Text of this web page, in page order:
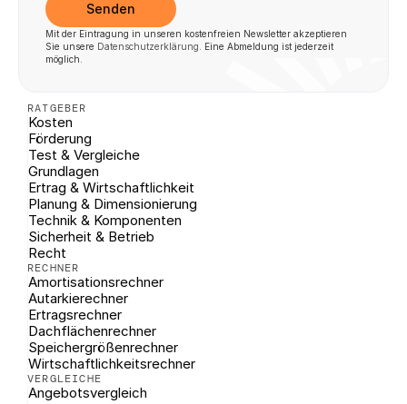
Senden
Mit der Eintragung in unseren kostenfreien Newsletter akzeptieren
Sie unsere Datenschutzerklärung . Eine Abmeldung ist jederzeit
möglich.
RATGEBER
Kosten
Förderung
Test & Vergleiche
Grundlagen
Ertrag & Wirtschaftlichkeit
Planung & Dimensionierung
Technik & Komponenten
Sicherheit & Betrieb
Recht
RECHNER
Amortisationsrechner
Autarkierechner
Ertragsrechner
Dachflächenrechner
Speichergrößenrechner
Wirtschaftlichkeitsrechner
VERGLEICHE
Angebotsvergleich